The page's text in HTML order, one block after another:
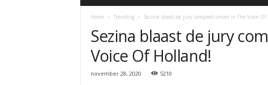
Home Trending Sezina blaast de jury compleet omver in The Voice Of
Sezina blaast de jury
Voice Of Holland!
november 28, 2020 5210